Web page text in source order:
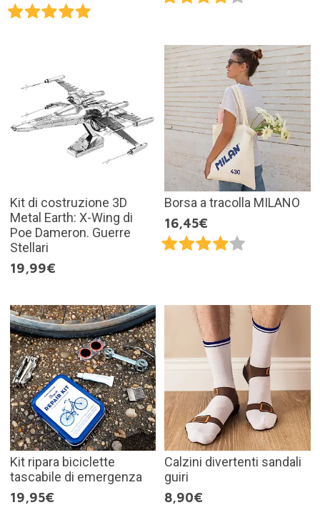
Kit di costruzione 3D
Metal Earth: X-Wing di
Poe Dameron. Guerre
Stellari
19,99€
Borsa a tracolla MILANO
16,45€
Kit ripara biciclette
tascabile di emergenza
19,95€
Calzini divertenti sandali
guiri
8,90€